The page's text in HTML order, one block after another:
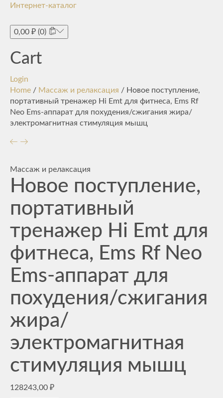
Интернет-каталог
0,00 ₽ (0)
Cart
Login
Home / Массаж и релаксация / Новое поступление,
портативный тренажер Hi Emt для фитнеса, Ems Rf
Neo Ems-аппарат для похудения/сжигания жира/
электромагнитная стимуляция мышц
Массаж и релаксация
Новое поступление,
портативный
тренажер Hi Emt для
фитнеса, Ems Rf Neo
Ems-аппарат для
похудения/сжигания
жира/
электромагнитная
стимуляция мышц
128243,00 ₽